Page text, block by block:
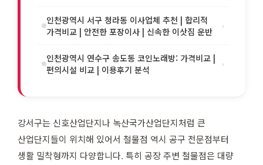
인천광역시 서구 청라동 이사업체 추천 | 합리적
가격비교 | 안전한 포장이사 | 신속한 이삿짐 운반
›
인천광역시 연수구 송도동 코인노래방: 가격비교 |
편의시설 비교 | 이용후기 분석
›
강서구는 신호산업단지나 녹산국가산업단지처럼 큰
산업단지들이 위치해 있어서 철물점 역시 공구 전문점부터
생활 밀착형까지 다양합니다. 특히 공장 주변 철물점은 대량